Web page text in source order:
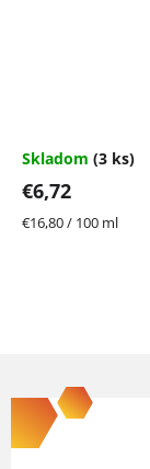
Skladom (3 ks)
€6,72
Jednotková
€16,80 / 100 ml
á
p